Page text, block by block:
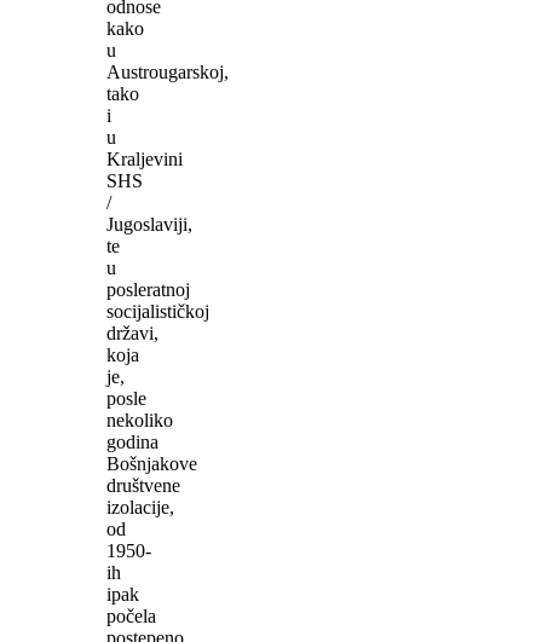
odnose
kako
u
Austrougarskoj,
tako
i
u
Kraljevini
SHS
/
Jugoslaviji,
te
u
posleratnoj
socijalističkoj
državi,
koja
je,
posle
nekoliko
godina
Bošnjakove
društvene
izolacije,
od
1950-
ih
ipak
počela